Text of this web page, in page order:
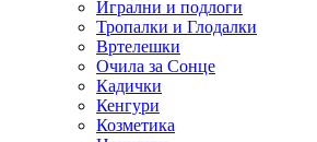
Игрални и подлоги
Тропалки и Глодалки
Вртелешки
Очила за Сонце
Кадички
Кенгури
Козметика